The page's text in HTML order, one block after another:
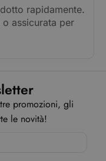
rapidamente.
assicurata per
promozioni, gli
le novità!